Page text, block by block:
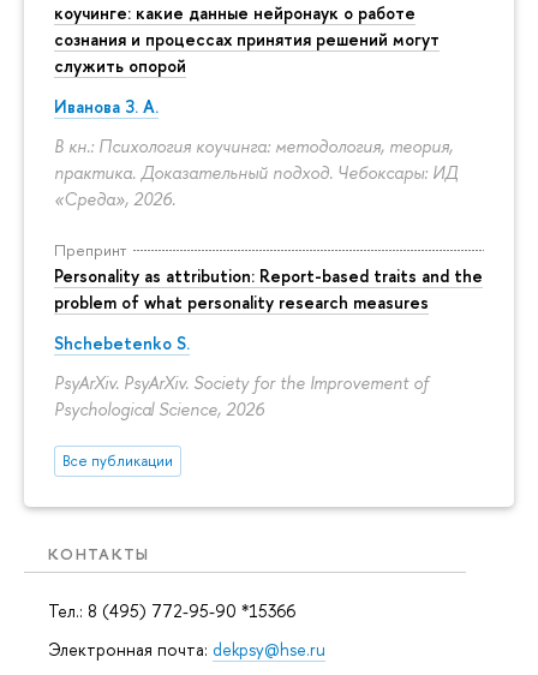
коучинге: какие данные нейронаук о работе
сознания и процессах принятия решений могут
служить опорой
Иванова З. А.
В кн.: Психология коучинга: методология, теория,
практика. Доказательный подход. Чебоксары: ИД
«Среда», 2026.
Препринт
Personality as attribution: Report-based traits and the
problem of what personality research measures
Shchebetenko S.
PsyArXiv. PsyArXiv. Society for the Improvement of
Psychological Science, 2026
Все публикации
КОНТАКТЫ
Тел.: 8 (495) 772-95-90 *15366
Электронная почта: dekpsy@hse.ru